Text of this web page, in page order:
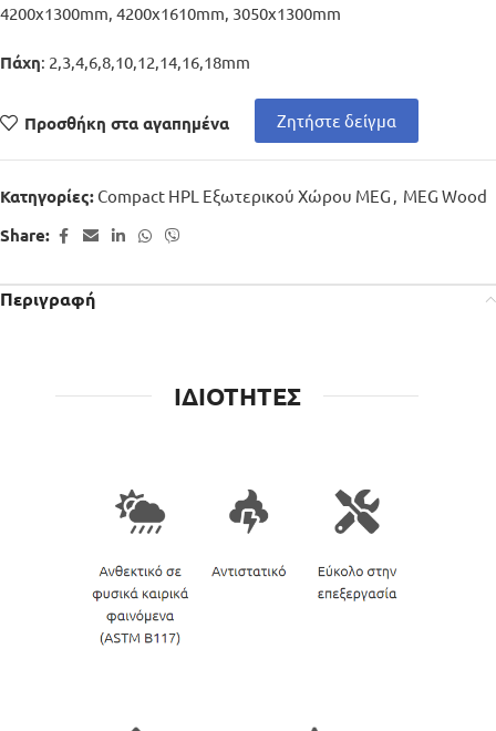
4200x1300mm, 4200x1610mm, 3050x1300mm
Πάχη: 2,3,4,6,8,10,12,14,16,18mm
Προσθήκη στα αγαπημένα Ζητήστε δείγμα
Κατηγορίες: Compact HPL Εξωτερικού Χώρου MEG , MEG Wood
Share:
Περιγραφή
ΙΔΙΟΤΗΤΕΣ